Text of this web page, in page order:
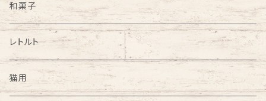
和菓子
レトルト
猫用